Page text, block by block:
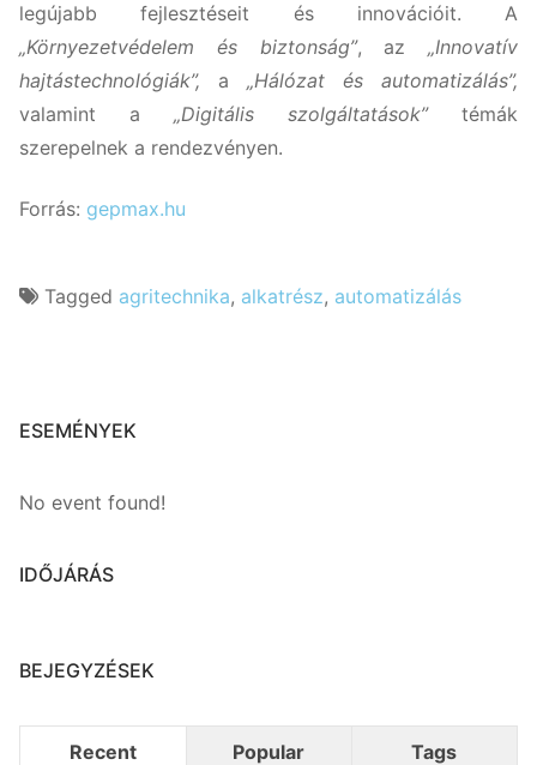
legújabb fejlesztéseit és innovációit. A
„Környezetvédelem és biztonság”, az „Innovatív
hajtástechnológiák”, a „Hálózat és automatizálás”,
valamint a „Digitális szolgáltatások”témák
szerepelnek a rendezvényen.
Forrás: gepmax.hu
Tagged agritechnika, alkatrész, automatizálás
ESEMÉNYEK
No event found!
IDŐJÁRÁS
BEJEGYZÉSEK
Recent Popular Tags